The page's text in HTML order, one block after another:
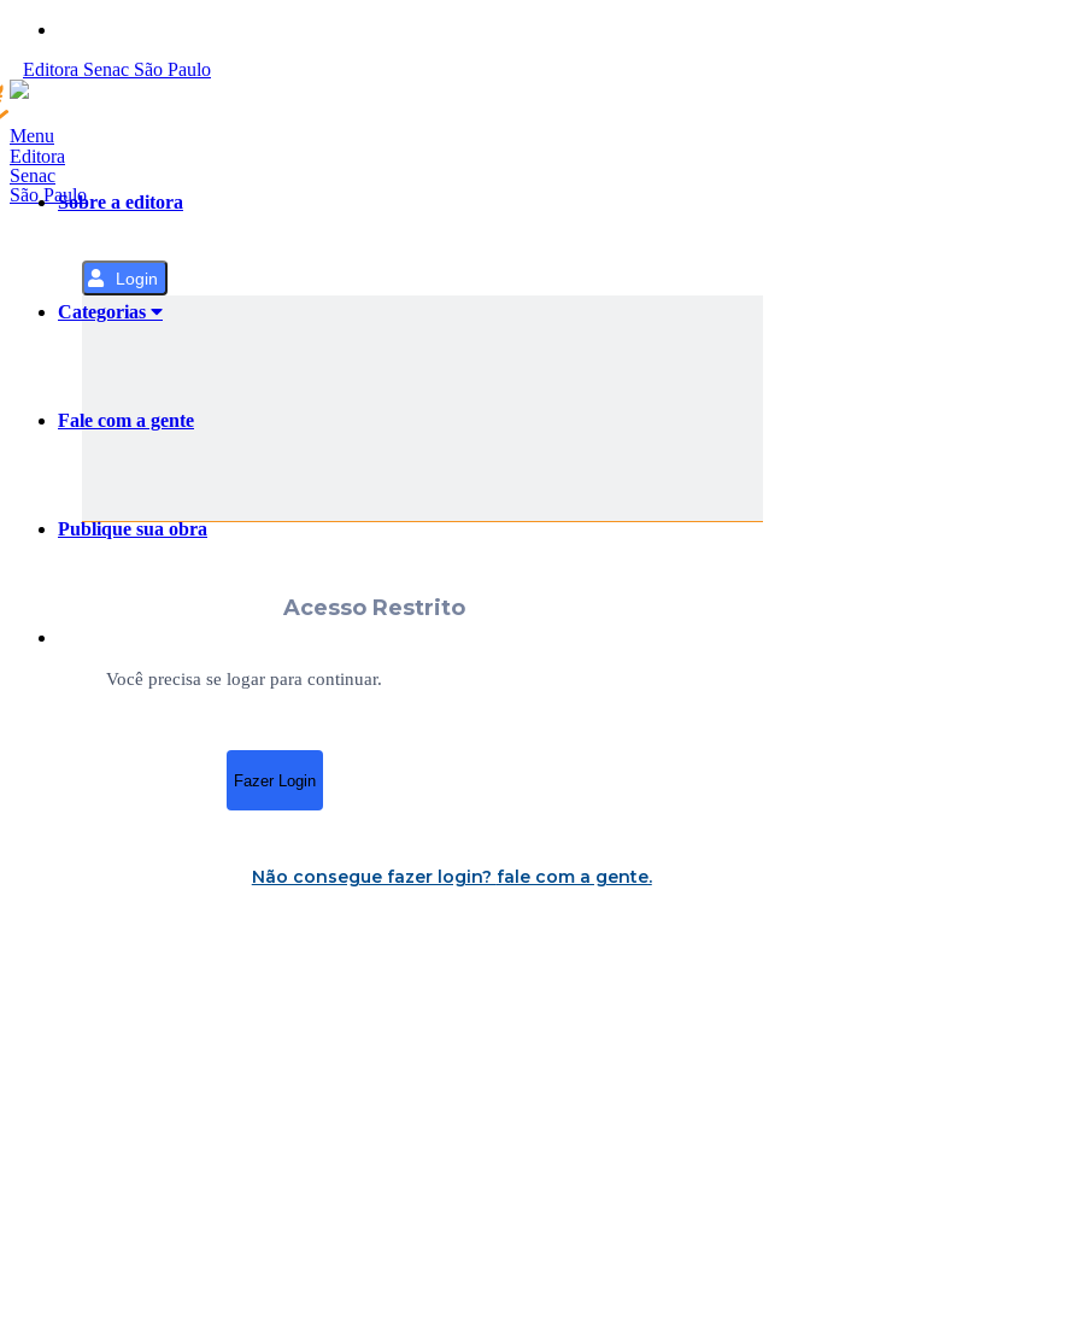
o
Editora Senac São Paulo
Menu
Editora
Senac
São PauloSobre a editora
Categorias
Fale com a gente
Publique sua obra
Login
Acesso Restrito
Você precisa se logar para continuar.
Fazer Login
Não consegue fazer login? fale com a gente.